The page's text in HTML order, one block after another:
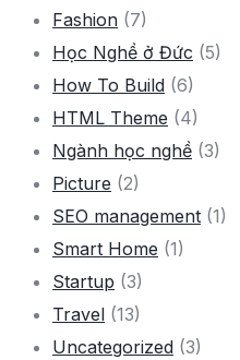
Fashion (7)
Học Nghề ở Đức (5)
How To Build (6)
HTML Theme (4)
Ngành học nghề (3)
Picture (2)
SEO management (1)
Smart Home (1)
Startup (3)
Travel (13)
Uncategorized (3)